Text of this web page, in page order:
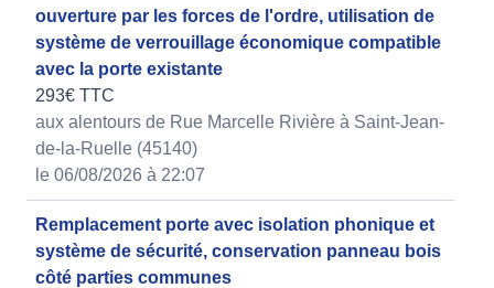
ouverture par les forces de l'ordre, utilisation de
système de verrouillage économique compatible
avec la porte existante
293€ TTC
aux alentours de Rue Marcelle Rivière à Saint-Jean-
de-la-Ruelle (45140)
le 06/08/2026 à 22:07
Remplacement porte avec isolation phonique et
système de sécurité, conservation panneau bois
côté parties communes